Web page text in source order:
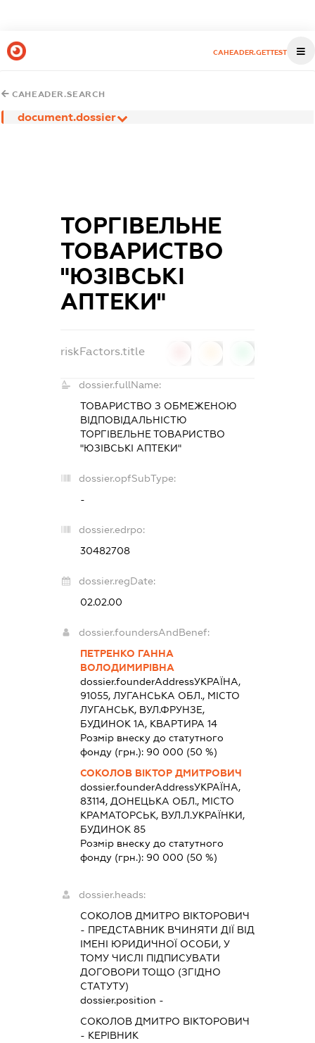
CAHEADER.GETTEST
CAHEADER.SEARCH
document.dossier
ТОРГІВЕЛЬНЕ
ТОВАРИСТВО
"ЮЗІВСЬКІ
АПТЕКИ"
riskFactors.title
dossier.fullName:
ТОВАРИСТВО З ОБМЕЖЕНОЮ
ВІДПОВІДАЛЬНІСТЮ
ТОРГІВЕЛЬНЕ ТОВАРИСТВО
"ЮЗІВСЬКІ АПТЕКИ"
dossier.opfSubType:
-
dossier.edrpo:
30482708
dossier.regDate:
02.02.00
dossier.foundersAndBenef:
ПЕТРЕНКО ГАННА
ВОЛОДИМИРІВНА
dossier.founderAddressУКРАЇНА,
91055, ЛУГАНСЬКА ОБЛ., МІСТО
ЛУГАНСЬК, ВУЛ.ФРУНЗЕ,
БУДИНОК 1А, КВАРТИРА 14
Розмір внеску до статутного
фонду (грн.): 90 000 (50 %)
СОКОЛОВ ВІКТОР ДМИТРОВИЧ
dossier.founderAddressУКРАЇНА,
83114, ДОНЕЦЬКА ОБЛ., МІСТО
КРАМАТОРСЬК, ВУЛ.Л.УКРАЇНКИ,
БУДИНОК 85
Розмір внеску до статутного
фонду (грн.): 90 000 (50 %)
dossier.heads:
СОКОЛОВ ДМИТРО ВІКТОРОВИЧ
- ПРЕДСТАВНИКВЧИНЯТИ ДІЇ ВІД
ІМЕНІ ЮРИДИЧНОЇ ОСОБИ, У
ТОМУ ЧИСЛІ ПІДПИСУВАТИ
ДОГОВОРИ ТОЩО (ЗГІДНО
СТАТУТУ)
dossier.position -
СОКОЛОВ ДМИТРО ВІКТОРОВИЧ
- КЕРІВНИК